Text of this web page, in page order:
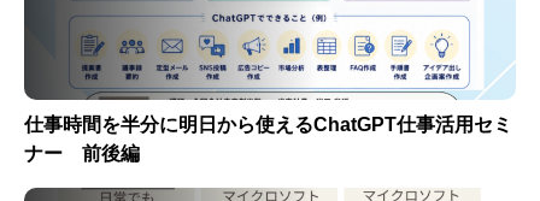
仕事時間を半分に明日から使えるChatGPT仕事活用セミ
ナー 前後編